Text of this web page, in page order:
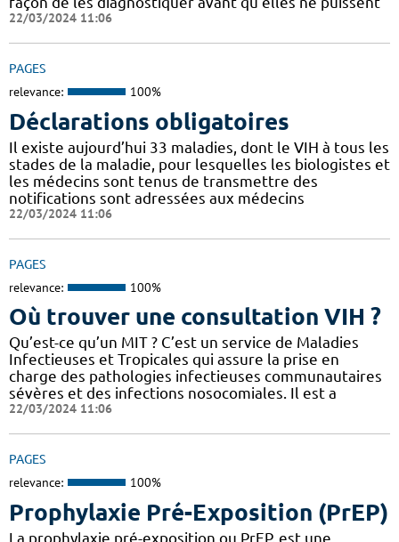
22/03/2024 11:06
PAGES
relevance: 100%
Déclarations obligatoires
Il existe aujourd’hui 33 maladies, dont le VIH à tous les
stades de la maladie, pour lesquelles les biologistes et
les médecins sont tenus de transmettre des
notifications sont adressées aux médecins
22/03/2024 11:06
PAGES
relevance: 100%
Où trouver une consultation VIH ?
Qu’est-ce qu’un MIT ? C’est un service de Maladies
Infectieuses et Tropicales qui assure la prise en
charge des pathologies infectieuses communautaires
sévères et des infections nosocomiales. Il est a
22/03/2024 11:06
PAGES
relevance: 100%
Prophylaxie Pré-Exposition (PrEP)
La prophylaxie pré-exposition ou PrEP, est une